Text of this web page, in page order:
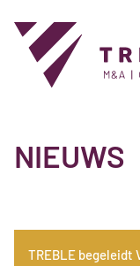
NIEUWS
TREBLE begeleidt